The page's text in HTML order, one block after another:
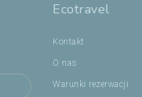
Ecotravel
Kontakt
O nas
Warunki rezerwacji